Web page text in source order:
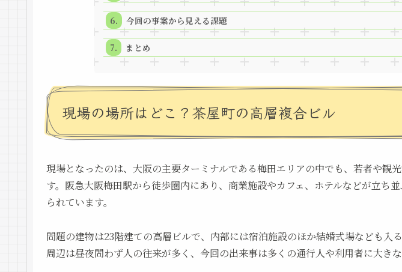
今回の事案から見える課題
まとめ
現場の場所はどこ？茶屋町の高層複合ビル
現場となったのは、大阪の主要ターミナルである梅田エリアの中でも、若者や観
す。阪急大阪梅田駅から徒歩圏内にあり、商業施設やカフェ、ホテルなどが立ち
られています。
問題の建物は23階建ての高層ビルで、内部には宿泊施設のほか結婚式場なども入
周辺は昼夜問わず人の往来が多く、今回の出来事は多くの通行人や利用者に大きな